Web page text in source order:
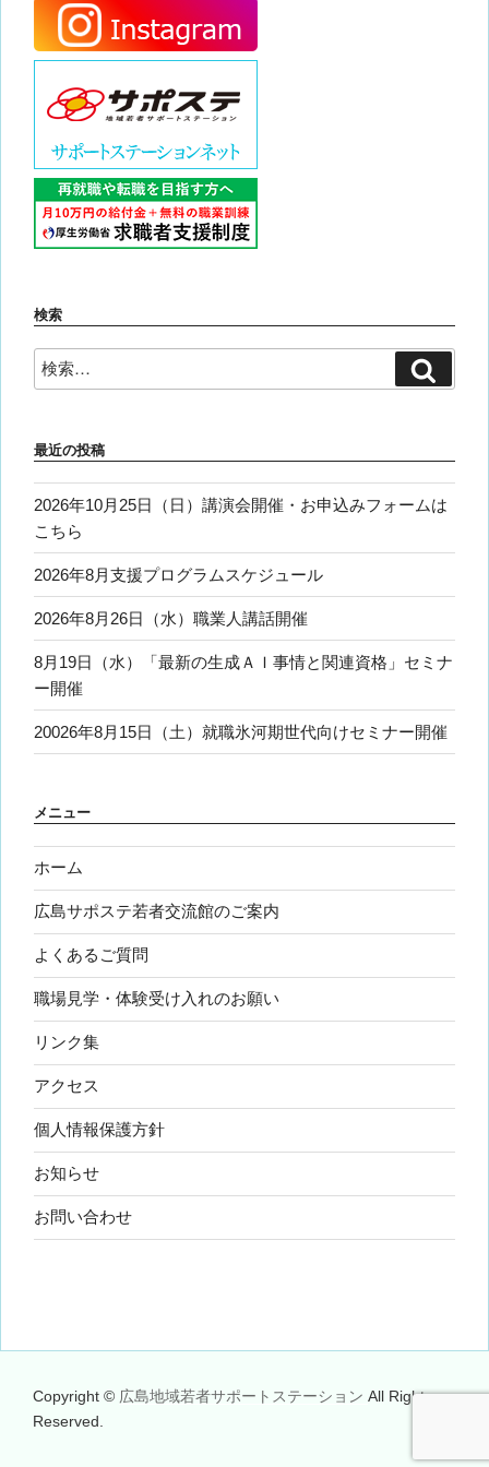
検索
検
索:
最近の投稿
2026年10月25日（日）講演会開催・お申込みフォームは
こちら
2026年8月支援プログラムスケジュール
2026年8月26日（水）職業人講話開催
8月19日（水）「最新の生成ＡＩ事情と関連資格」セミナ
ー開催
20026年8月15日（土）就職氷河期世代向けセミナー開催
メニュー
ホーム
広島サポステ若者交流館のご案内
よくあるご質問
職場見学・体験受け入れのお願い
リンク集
アクセス
個人情報保護方針
お知らせ
お問い合わせ
Copyright © 広島地域若者サポートステーション All Rights
Reserved.